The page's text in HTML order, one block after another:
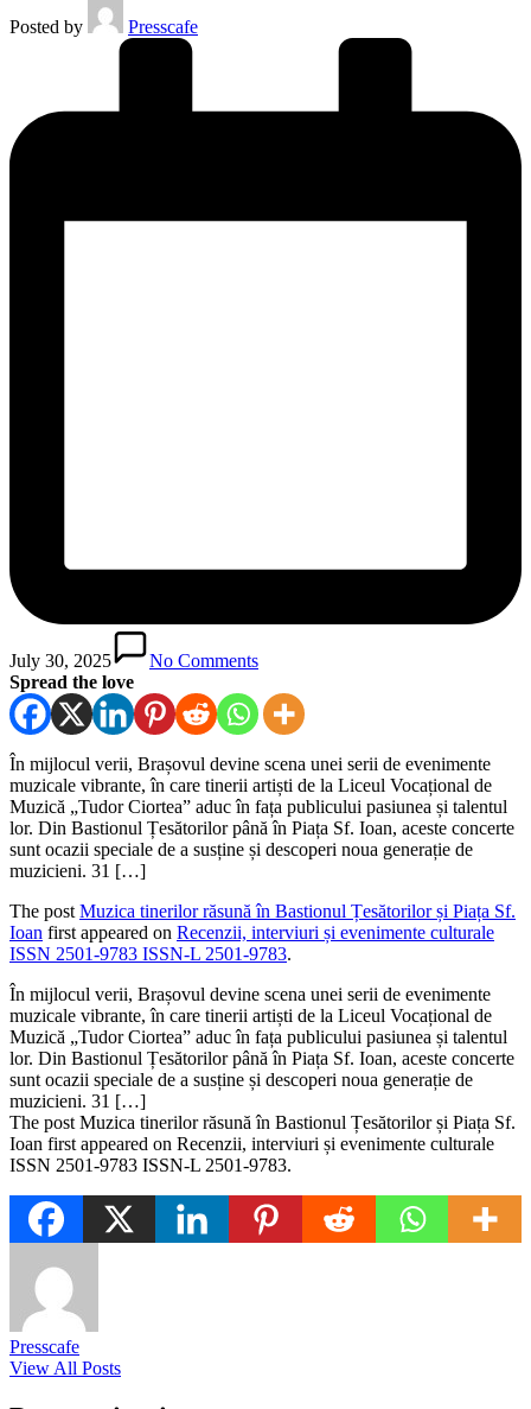
Posted by Presscafe
July 30, 2025
No Comments
Spread the love
În mijlocul verii, Brașovul devine scena unei serii de evenimente
muzicale vibrante, în care tinerii artiști de la Liceul Vocațional de
Muzică „Tudor Ciortea” aduc în fața publicului pasiunea și talentul
lor. Din Bastionul Țesătorilor până în Piața Sf. Ioan, aceste concerte
sunt ocazii speciale de a susține și descoperi noua generație de
muzicieni. 31 […]
The post Muzica tinerilor răsună în Bastionul Țesătorilor și Piața Sf.
Ioan first appeared on Recenzii, interviuri și evenimente culturale
ISSN 2501-9783 ISSN-L 2501-9783.
​În mijlocul verii, Brașovul devine scena unei serii de evenimente
muzicale vibrante, în care tinerii artiști de la Liceul Vocațional de
Muzică „Tudor Ciortea” aduc în fața publicului pasiunea și talentul
lor. Din Bastionul Țesătorilor până în Piața Sf. Ioan, aceste concerte
sunt ocazii speciale de a susține și descoperi noua generație de
muzicieni. 31 […]
The post Muzica tinerilor răsună în Bastionul Țesătorilor și Piața Sf.
Ioan first appeared on Recenzii, interviuri și evenimente culturale
ISSN 2501-9783 ISSN-L 2501-9783.
Presscafe
View All Posts